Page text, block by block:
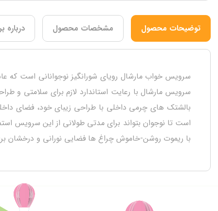
توضیحات محصول مشخصات محصول درباره
سرویس خواب مارشال رویای شورانگیز نوجوانانی است که
سرویس مارشال با رعایت استاندارد لازم برای سلامتی
بالشتک های چرمی داخلی با طراحی زیبای خود، فضای
است تا نوجوان بتواند برای مدتی طولانی از این سرویس
با ریموت روشن-خاموش چراغ ها فضایی نورانی و درخشان